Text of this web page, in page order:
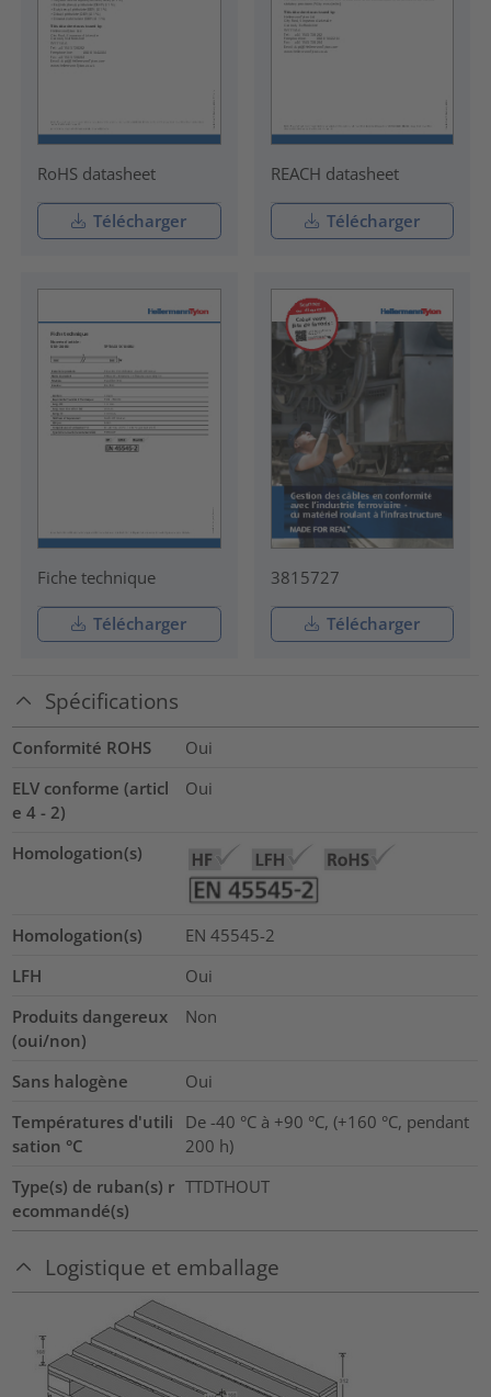
RoHS datasheet
Télécharger
REACH datasheet
Télécharger
Fiche technique
Télécharger
3815727
Télécharger
Spécifications
Conformité ROHS
Oui
ELV conforme (articl
e 4 - 2)
Oui
Homologation(s)
Homologation(s)
EN 45545-2
LFH
Oui
Produits dangereux
(oui/non)
Non
Sans halogène
Oui
Températures d'utili
sation °C
De -40 °C à +90 °C, (+160 °C, pendant
200 h)
Type(s) de ruban(s) r
ecommandé(s)
TTDTHOUT
Logistique et emballage